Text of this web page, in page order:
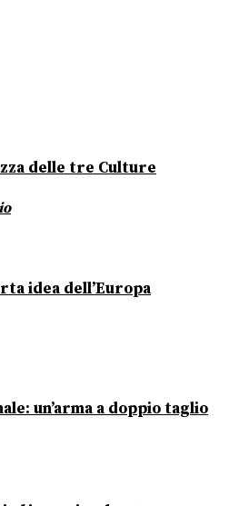
delle tre Culture
idea dell’Europa
un’arma a doppio taglio